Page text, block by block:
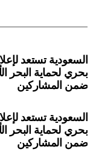
السعودية تستعد
بحري لحماية البحر
ضمن المشاركين
السعودية تستعد
بحري لحماية البحر
ضمن المشاركين